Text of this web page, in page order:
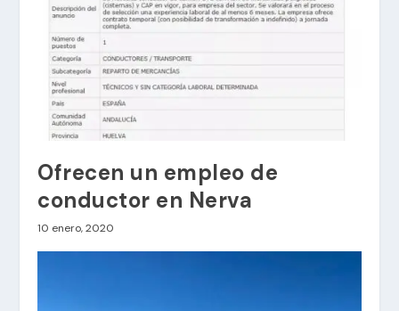
Ofrecen un empleo de
conductor en Nerva
10 enero, 2020